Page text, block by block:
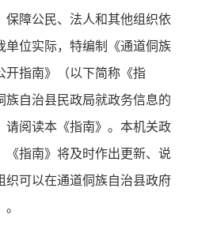
保障公民、法人和其他组织依
单位实际，特编制《通道侗族
开指南》（以下简称《指
族自治县民政局就政务信息的
请阅读本《指南》。本机关政
《指南》将及时作出更新、说
织可以在通道侗族自治县政府